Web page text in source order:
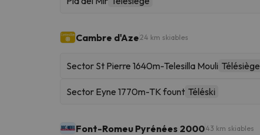
Cambre d'Aze 24 km skiables
Sector St Pierre 1640m-Telesilla Mouli Télésiège
Sector Eyne 1770m-TK fount Téléski
Font-Romeu Pyrénées 200043 km skiables